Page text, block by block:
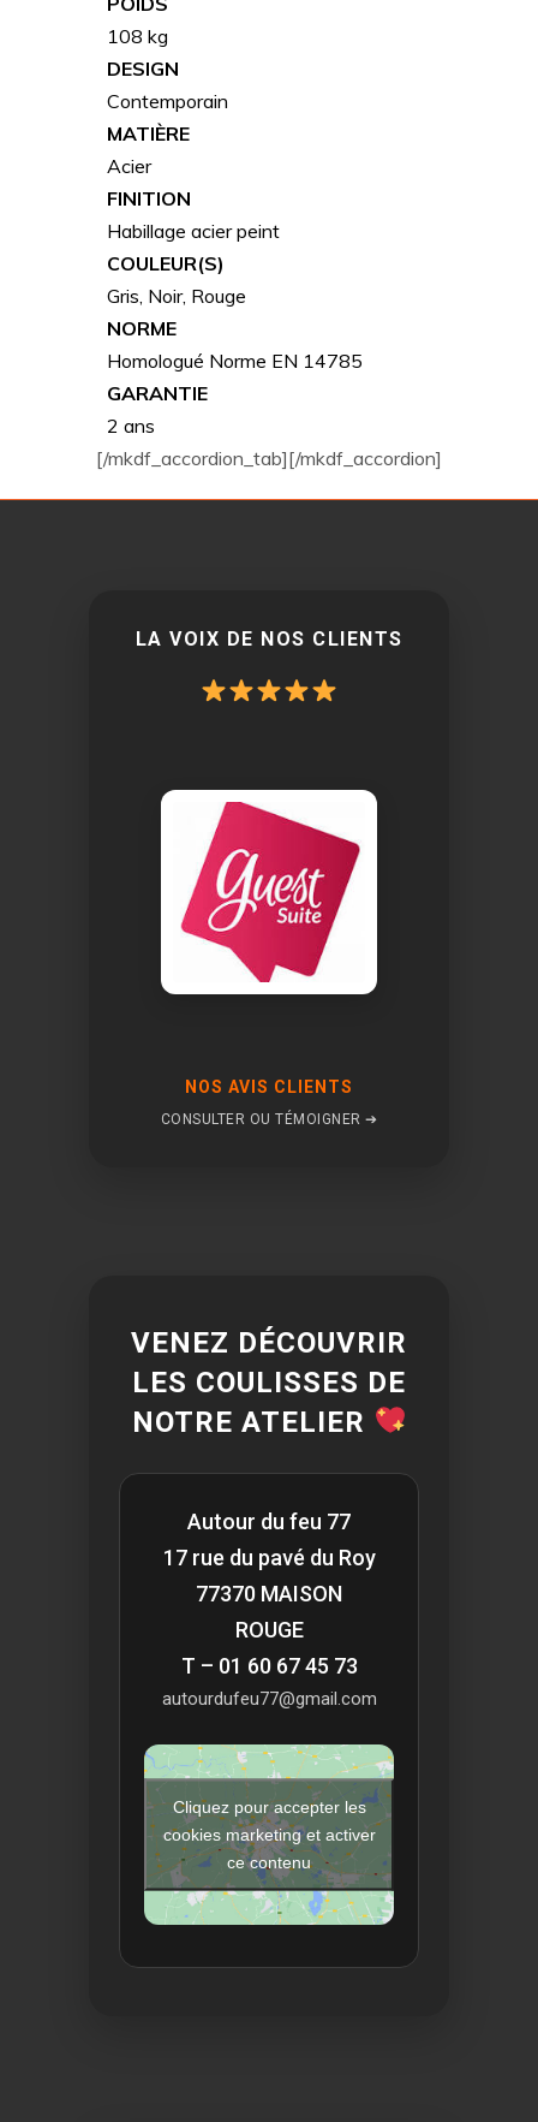
108 kg
DESIGN
Contemporain
MATIÈRE
Acier
FINITION
Habillage acier peint
COULEUR(S)
Gris, Noir, Rouge
NORME
Homologué Norme EN 14785
GARANTIE
2 ans
[/mkdf_accordion_tab][/mkdf_accordion]
LA VOIX DE NOS CLIENTS
NOS AVIS CLIENTS
CONSULTER OU TÉMOIGNER ➔
VENEZ DÉCOUVRIR
LES COULISSES DE
NOTRE ATELIER
Autour du feu 77
17 rue du pavé du Roy
77370 MAISON
ROUGE
T – 01 60 67 45 73
autourdufeu77@gmail.com
Cliquez pour accepter les
cookies marketing et activer
ce contenu